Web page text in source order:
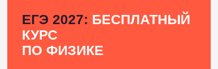
ЕГЭ 2027: БЕСПЛАТНЫЙ
КУРС
ПО ФИЗИКЕ